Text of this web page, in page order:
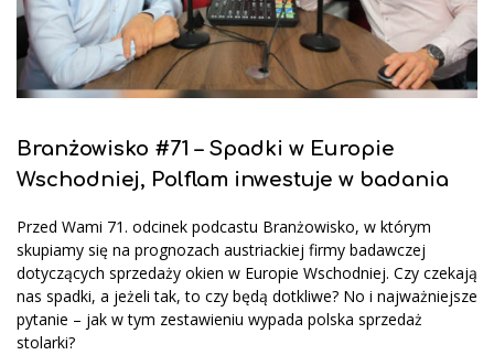
Branżowisko #71 – Spadki w Europie
Wschodniej, Polflam inwestuje w badania
Przed Wami 71. odcinek podcastu Branżowisko, w którym
skupiamy się na prognozach austriackiej firmy badawczej
dotyczących sprzedaży okien w Europie Wschodniej. Czy czekają
nas spadki, a jeżeli tak, to czy będą dotkliwe? No i najważniejsze
pytanie – jak w tym zestawieniu wypada polska sprzedaż
stolarki?